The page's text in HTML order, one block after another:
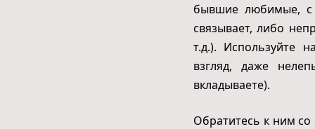
бывшие любимые, с
связывает, либо
т.д.). Используйте
взгляд, даже
вкладываете).
Обратитесь к ним